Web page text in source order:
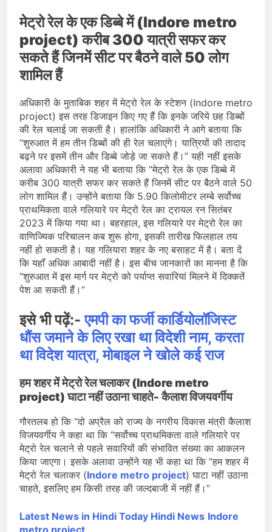
मेट्रो रेल के एक डिब्बे में (Indore metro
project) करीब 300 यात्री सफर कर
सकते हैं जिनमें सीट पर बैठने वाले 50 लोग
शामिल हैं
अधिकारी के मुताबिक शहर में मेट्रो रेल के स्टेशन (Indore metro
project) इस तरह डिजाइन किए गए हैं कि इनके जरिये छह डिब्बों
की रेल चलाई जा सकती है। हालांकि अधिकारी ने आगे बताया कि
“शुरुआत में हम तीन डिब्बों की ही रेल चलाएंगे। यात्रियों की तादाद
बढ़ने पर इसमें तीन और डिब्बे जोड़े जा सकते हैं।” यही नहीं इसके
अलावा अधिकारी ने यह भी बताया कि “मेट्रो रेल के एक डिब्बे में
करीब 300 यात्री सफर कर सकते हैं जिनमें सीट पर बैठने वाले 50
लोग शामिल हैं। उन्होंने बताया कि 5.90 किलोमीटर लम्बे सर्वोच्च
प्राथमिकता वाले गलियारे पर मेट्रो रेल का ट्रायल रन सितंबर
2023 में किया गया था। बहरहाल, इस गलियारे पर मेट्रो रेल का
वाणिज्यिक परिचालन कब शुरू होगा, इसकी तारीख फिलहाल तय
नहीं हो सकती है। यह गलियारा शहर के नए बसाहट में है। बता दें
कि यहाँ अधिक आबादी नहीं है। इस बीच जानकारों का मानना है कि
“शुरुआत में इस मार्ग पर मेट्रो को पर्याप्त सवारियां मिलने में दिक्कतें
पेश आ सकती हैं।”
इसे भी पढ़ें:-एमपी का फर्जी कार्डियोलॉजिस्ट
धौंस जमाने के लिए रखा था विदेशी नाम, करता
था विदेश यात्रा, मोबाइल ने खोले कई राज
हम शहर में मेट्रो रेल चलाकर (Indore metro
project) घाटा नहीं उठाना चाहते- कैलाश विजयवर्गीय
गौरतलब हो कि “दो अप्रैल को राज्य के नगरीय विकास मंत्री कैलाश
विजयवर्गीय ने कहा था कि “सर्वोच्च प्राथमिकता वाले गलियारे पर
मेट्रो रेल चलाने से पहले सवारियों की संभावित संख्या का आकलन
किया जाएगा। इसके अलावा उन्होंने यह भी कहा था कि “हम शहर में
मेट्रो रेल चलाकर (Indore metro project) घाटा नहीं उठाना
चाहते, इसलिए हम किसी तरह की जल्दबाजी में नहीं हैं।”
Latest News in Hindi Today Hindi News Indore